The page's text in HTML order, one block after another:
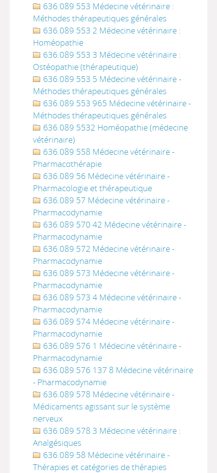
636.089 553 Médecine vétérinaire :
Méthodes thérapeutiques générales
636.089 553 2 Médecine vétérinaire :
Homéopathie
636.089 553 3 Médecine vétérinaire :
Ostéopathie (thérapeutique)
636.089 553 5 Médecine vétérinaire -
Méthodes thérapeutiques générales
636.089 553 965 Médecine vétérinaire -
Méthodes thérapeutiques générales
636.089 5532 Homéopathie (médecine
vétérinaire)
636.089 558 Médecine vétérinaire -
Pharmacothérapie
636.089 56 Médecine vétérinaire -
Pharmacologie et thérapeutique
636.089 57 Médecine vétérinaire -
Pharmacodynamie
636.089 570 42 Médecine vétérinaire -
Pharmacodynamie
636.089 572 Médecine vétérinaire -
Pharmacodynamie
636.089 573 Médecine vétérinaire -
Pharmacodynamie
636.089 573 4 Médecine vétérinaire -
Pharmacodynamie
636.089 574 Médecine vétérinaire -
Pharmacodynamie
636.089 576 1 Médecine vétérinaire -
Pharmacodynamie
636.089 576 137 8 Médecine vétérinaire
- Pharmacodynamie
636.089 578 Médecine vétérinaire -
Médicaments agissant sur le système
nerveux
636.089 578 3 Médecine vétérinaire :
Analgésiques
636.089 58 Médecine vétérinaire -
Thérapies et catégories de thérapies